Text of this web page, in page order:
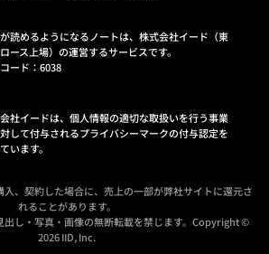
読めるようになるノートは、株式会社イード（東
ース上場）の運営するサービスです。
ード：6038
社イードは、個人情報の適切な取扱いを行う事業
して付与されるプライバシーマークの付与認定を
います。
、契約した場合に、売上の一部が弊社サイトに還元さ
れることがあります。
出し・写真・画像の無断転載を禁じます。Copyright ©
2026 IID, Inc.